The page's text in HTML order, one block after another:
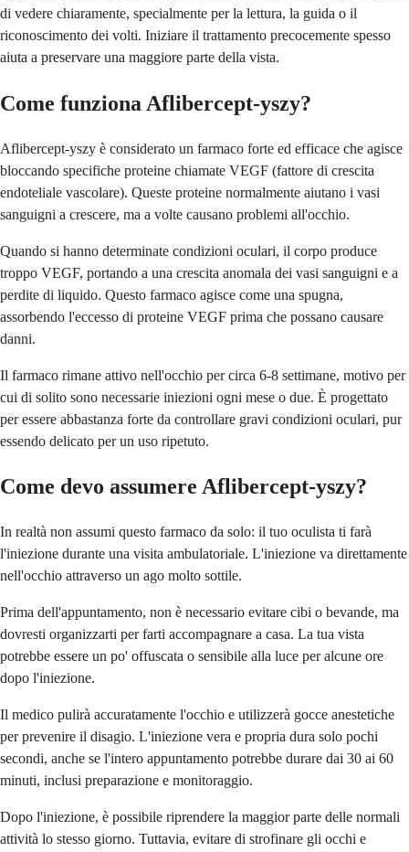
di vedere chiaramente, specialmente per la lettura, la guida o il
riconoscimento dei volti. Iniziare il trattamento precocemente spesso
aiuta a preservare una maggiore parte della vista.
Come funziona Aflibercept-yszy?
Aflibercept-yszy è considerato un farmaco forte ed efficace che agisce
bloccando specifiche proteine chiamate VEGF (fattore di crescita
endoteliale vascolare). Queste proteine normalmente aiutano i vasi
sanguigni a crescere, ma a volte causano problemi all'occhio.
Quando si hanno determinate condizioni oculari, il corpo produce
troppo VEGF, portando a una crescita anomala dei vasi sanguigni e a
perdite di liquido. Questo farmaco agisce come una spugna,
assorbendo l'eccesso di proteine VEGF prima che possano causare
danni.
Il farmaco rimane attivo nell'occhio per circa 6-8 settimane, motivo per
cui di solito sono necessarie iniezioni ogni mese o due. È progettato
per essere abbastanza forte da controllare gravi condizioni oculari, pur
essendo delicato per un uso ripetuto.
Come devo assumere Aflibercept-yszy?
In realtà non assumi questo farmaco da solo: il tuo oculista ti farà
l'iniezione durante una visita ambulatoriale. L'iniezione va direttamente
nell'occhio attraverso un ago molto sottile.
Prima dell'appuntamento, non è necessario evitare cibi o bevande, ma
dovresti organizzarti per farti accompagnare a casa. La tua vista
potrebbe essere un po' offuscata o sensibile alla luce per alcune ore
dopo l'iniezione.
Il medico pulirà accuratamente l'occhio e utilizzerà gocce anestetiche
per prevenire il disagio. L'iniezione vera e propria dura solo pochi
secondi, anche se l'intero appuntamento potrebbe durare dai 30 ai 60
minuti, inclusi preparazione e monitoraggio.
Dopo l'iniezione, è possibile riprendere la maggior parte delle normali
attività lo stesso giorno. Tuttavia, evitare di strofinare gli occhi e